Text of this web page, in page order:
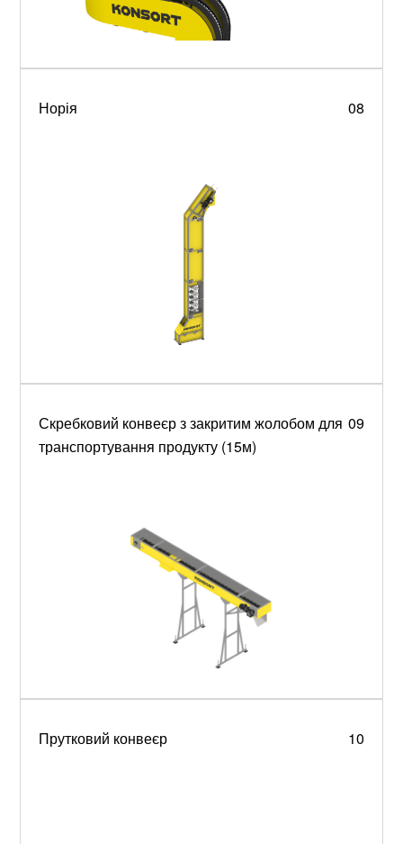
Норія 08
Скребковий конвеєр з закритим жолобом для
транспортування продукту (15м)
09
Прутковий конвеєр 10